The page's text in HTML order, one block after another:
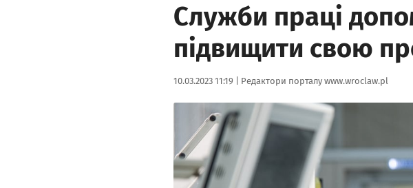
Служби праці
підвищити свою
Data publikacji:
10.03.2023 11:19 | Autor:
Редактори порталу www.wroclaw.pl
Kliknij, aby powiększyć